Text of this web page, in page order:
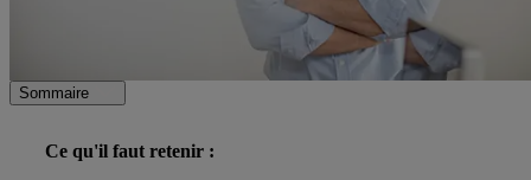
Sommaire
Ce qu'il faut retenir :